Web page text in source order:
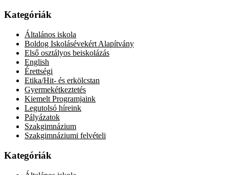
Kategóriák
Általános iskola
Boldog Iskolásévekért Alapítvány
Első osztályos beiskolázás
English
Érettségi
Etika/Hit- és erkölcstan
Gyermekétkeztetés
Kiemelt Programjaink
Legutolsó híreink
Pályázatok
Szakgimnázium
Szakgimnáziumi felvételi
Kategóriák